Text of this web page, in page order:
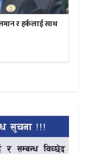
र हर्कलाई साथ